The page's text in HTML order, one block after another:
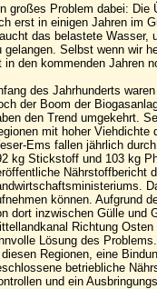
großes Problem dabei: Die
erst in einigen Jahren im
das belastete Wasser,
gelangen. Selbst wenn wir
in den kommenden Jahren
des Jahrhunderts
der Boom der
den Trend umgekehrt.
mit hoher Viehdichte
Ems fallen jährlich
kg Stickstoff und 103 kg
Nährstoffbericht
können. Aufgrund
dort inzwischen Gülle und
Richtung
Lösung des
Regionen, eine
betriebliche
und ein